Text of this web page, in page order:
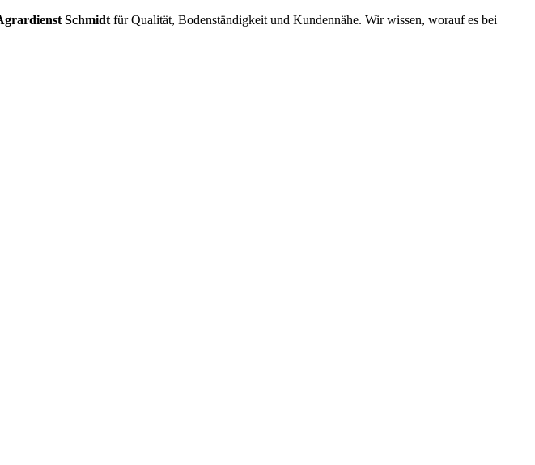
Schmidt für Qualität, Bodenständigkeit und Kundennähe. Wir wissen, worauf es bei